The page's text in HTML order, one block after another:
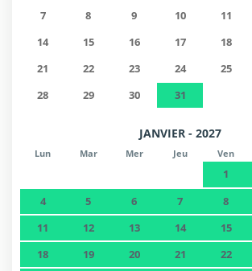
7
8 9 10 11
14
15 16 17 18
21
22 23 24 25
28
29 30 31
JANVIER - 2027
Lun Mar Mer Jeu Ven
1
4
5 6 7 8
11
12 13 14 15
18
19 20 21 22